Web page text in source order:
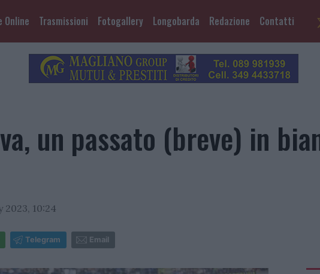
Online Trasmissioni Fotogallery Longobarda Redazione Contatti
un passato (breve) in
2023, 10:24
Telegram Email